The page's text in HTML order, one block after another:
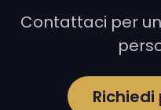
Contattaci per